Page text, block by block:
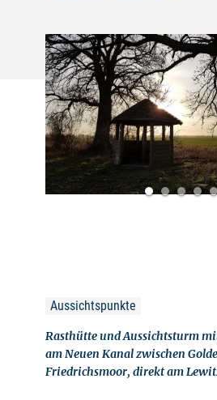
Aussichtspunkte
Rasthütte und Aussichtsturm
am Neuen Kanal zwischen
Friedrichsmoor, direkt am